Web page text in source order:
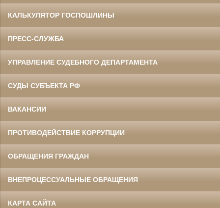
КАЛЬКУЛЯТОР ГОСПОШЛИНЫ
ПРЕСС-СЛУЖБА
УПРАВЛЕНИЕ СУДЕБНОГО ДЕПАРТАМЕНТА
СУДЫ СУБЪЕКТА РФ
ВАКАНСИИ
ПРОТИВОДЕЙСТВИЕ КОРРУПЦИИ
ОБРАЩЕНИЯ ГРАЖДАН
ВНЕПРОЦЕССУАЛЬНЫЕ ОБРАЩЕНИЯ
КАРТА САЙТА